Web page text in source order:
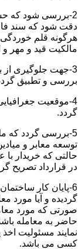
2-بررسی شود که
دقت شود که سند
هرگونه قلم
مالکیت قید و مهر و
3-جهت جلوگیری از
بررسی و تطبیق
4-موقعیت
گردد.
5-بررسی گردد
توسعه معابر و
حالتی که خریدار با
در قرارداد تصریح
6-پایان کار
گردیده و آیا مورد
صورتی که مورد
حاضر به معامله
نمایند مسئولیت
کسی می باشد.